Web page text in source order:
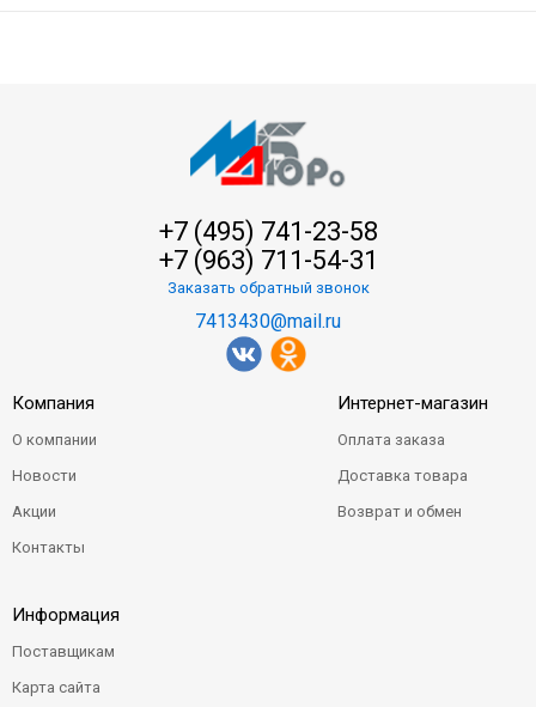
+7 (495) 741-23-58
+7 (963) 711-54-31
Заказать обратный звонок
7413430@mail.ru
Компания
О компании
Новости
Акции
Контакты
Интернет-магазин
Оплата заказа
Доставка товара
Возврат и обмен
Информация
Поставщикам
Карта сайта